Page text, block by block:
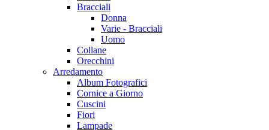
Bracciali
Donna
Varie - Bracciali
Uomo
Collane
Orecchini
Arredamento
Album Fotografici
Cornice a Giorno
Cuscini
Fiori
Lampade